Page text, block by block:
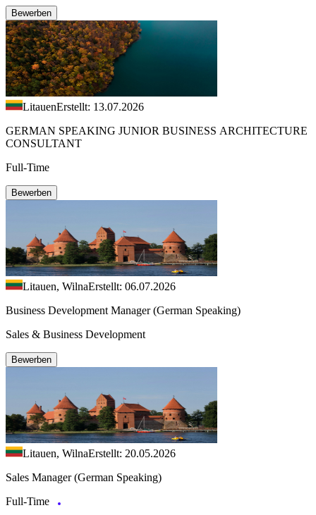
Bewerben
LitauenErstellt: 13.07.2026
GERMAN SPEAKING JUNIOR BUSINESS ARCHITECTURE
CONSULTANT
Full-Time
Bewerben
Litauen, WilnaErstellt: 06.07.2026
Business Development Manager (German Speaking)
Sales & Business Development
Bewerben
Litauen, WilnaErstellt: 20.05.2026
Sales Manager (German Speaking)
Full-Time